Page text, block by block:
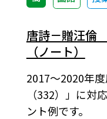
唐詩－贈汪
（ノート）
2017～2020年
（332）」に対
ント例です。